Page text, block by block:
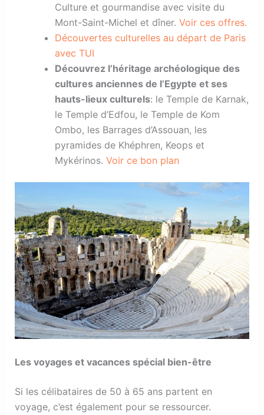
Culture et gourmandise avec visite du
Mont-Saint-Michel et dîner. Voir ces offres.
Découvertes culturelles au départ de Paris
avec TUI
Découvrez l’héritage archéologique des
cultures anciennesde l’Egypte et ses
hauts-lieux culturels: le Temple de Karnak,
le Temple d’Edfou, le Temple de Kom
Ombo, les Barrages d’Assouan, les
pyramides de Khéphren, Keops et
Mykérinos. Voir ce bon plan
Les voyages et vacances spécial bien-être
Si les célibataires de 50 à 65 ans partent en
voyage, c’est également pour se ressourcer.